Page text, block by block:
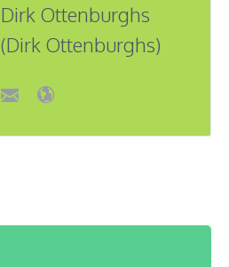
Dirk Ottenburghs
(Dirk Ottenburghs)